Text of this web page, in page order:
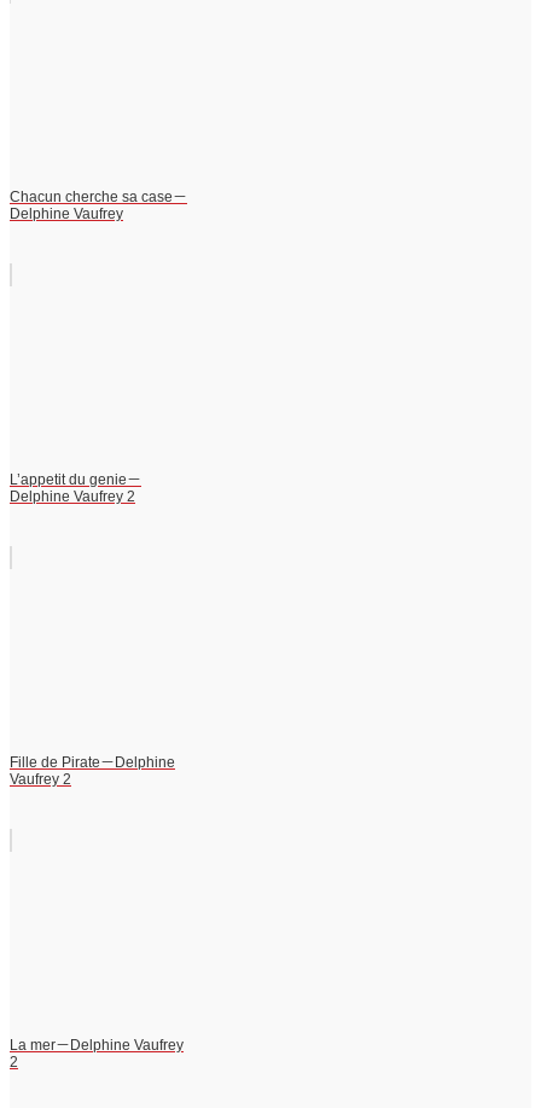
Chacun cherche sa case－
Delphine Vaufrey
L’appetit du genie－
Delphine Vaufrey 2
Fille de Pirate－Delphine
Vaufrey 2
La mer－Delphine Vaufrey
2